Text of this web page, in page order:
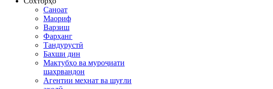
Саноат
Маориф
Варзиш
Фарҳанг
Тандурустӣ
Бахши дин
Мактубҳо ва муроҷиати
шаҳрвандон
Агентии меҳнат ва шуғли